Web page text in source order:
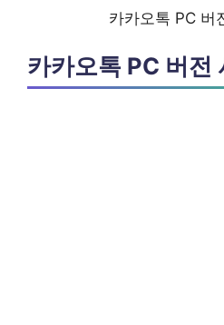
카카오톡 PC 버
카카오톡 PC 버전